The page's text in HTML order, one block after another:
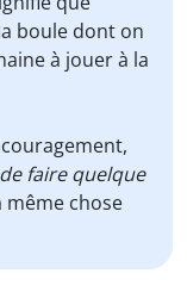
boule dont on
à jouer à la
faire quelque
même chose